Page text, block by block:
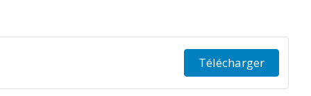
Télécharger